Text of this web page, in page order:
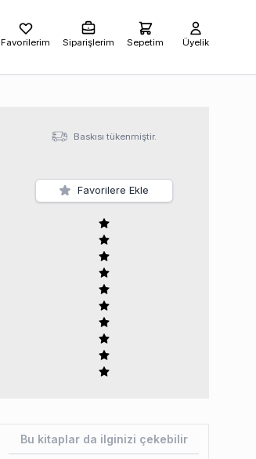
Favorilerim Siparişlerim Sepetim Üyelik
Baskısı tükenmiştir.
Favorilere Ekle
Bu kitaplar da ilginizi çekebilir